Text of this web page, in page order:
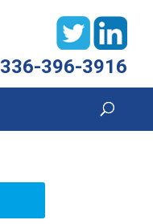
336-396-3916